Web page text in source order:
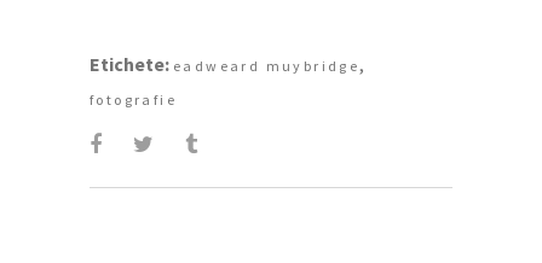
Etichete: eadweard muybridge,
fotografie